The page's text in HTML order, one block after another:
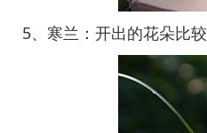
5、寒兰：开出的花朵比较